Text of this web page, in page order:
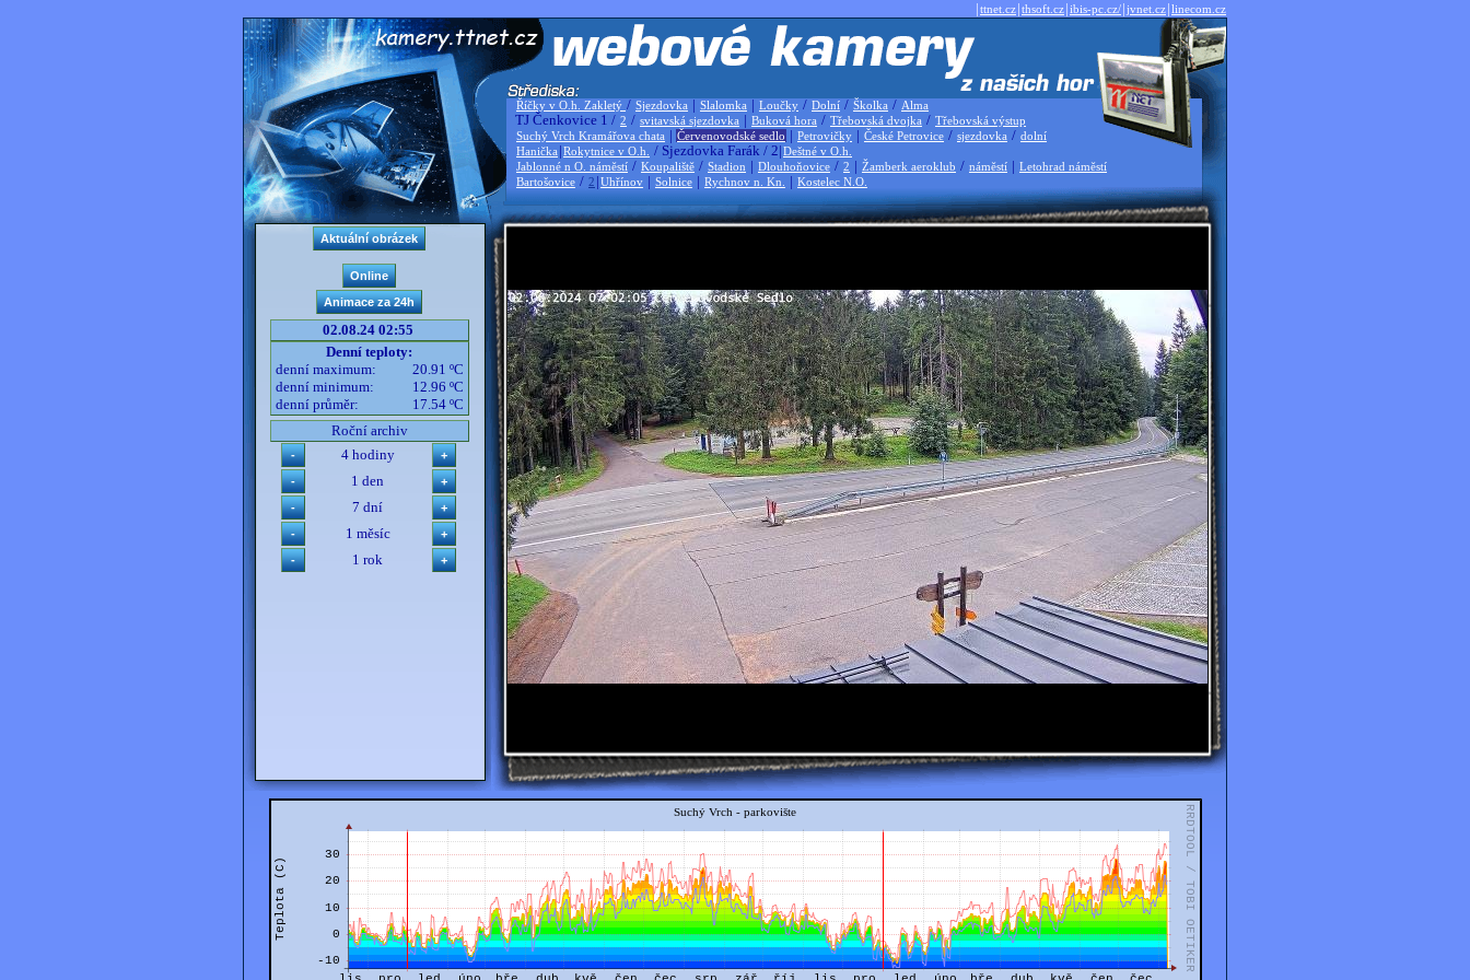
|ttnet.cz|thsoft.cz|ibis-pc.cz/|jvnet.cz|linecom.cz
Říčky v O.h. Zakletý / Sjezdovka | Slalomka | Loučky / Dolní / Školka / Alma
TJ Čenkovice 1 / 2 / svitavská sjezdovka | Buková hora / Třebovská dvojka / Třebovská výstup
Suchý Vrch Kramářova chata | Červenovodské sedlo | Petrovičky | České Petrovice / sjezdovka / dolní
Hanička |Rokytnice v O.h. / Sjezdovka Farák / 2|Deštné v O.h.
Jablonné n O. náměstí / Koupaliště / Stadion | Dlouhoňovice / 2 | Žamberk aeroklub / náměstí | Letohrad náměstí
Bartošovice / 2 |Uhřínov | Solnice | Rychnov n. Kn. | Kostelec N.O.
02.08.24 02:55
Denní teploty:
denní maximum:
20.91 ºC
denní minimum:
12.96 ºC
denní průměr:
17.54 ºC
Roční archiv
4 hodiny
1 den
7 dní
1 měsíc
1 rok